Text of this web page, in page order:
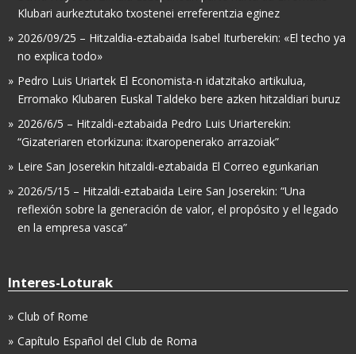
Klubari aurkeztutako txostenei erreferentzia eginez
2026/09/25 – Hitzaldia-eztabaida Isabel Iturberekin: «El techo ya
no explica todo»
Pedro Luis Uriartek El Economista-n idatzitako artikulua,
Erromako Klubaren Euskal Taldeko bere azken hitzaldiari buruz
2026/6/5 – Hitzaldi-eztabaida Pedro Luis Uriarterekin:
“Gizateriaren etorkizuna: itxaropenerako arrazoiak”
Leire San Joserekin hitzaldi-eztabaida El Correo egunkarian
2026/5/15 – Hitzaldi-eztabaida Leire San Joserekin: “Una
reflexión sobre la generación de valor, el propósito y el legado
en la empresa vasca”
Interes-Loturak
Club of Rome
Capítulo Español del Club de Roma